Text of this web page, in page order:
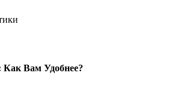
Вам Удобнее?